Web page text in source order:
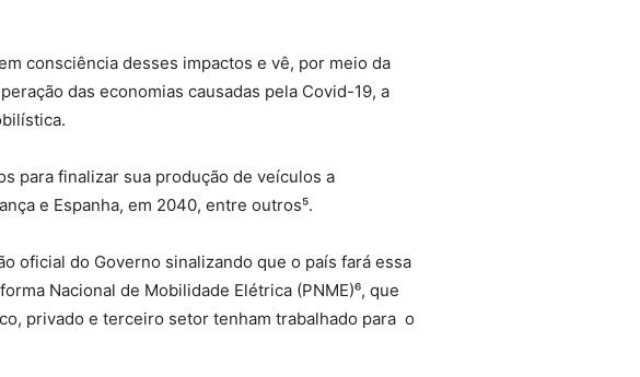
consciência desses impactos e vê, por meio da
das economias causadas pela Covid-19, a
para finalizar sua produção de veículos a
e Espanha, em 2040, entre outros⁵.
oficial do Governo sinalizando que o país fará essa
Nacional de Mobilidade Elétrica (PNME)⁶, que
privado e terceiro setor tenham trabalhado para o